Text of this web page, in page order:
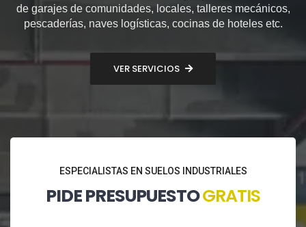
de garajes de comunidades, locales, talleres mecánicos,
pescaderías, naves logísticas, cocinas de hoteles etc.
VER SERVICIOS
ESPECIALISTAS EN SUELOS INDUSTRIALES
PIDE PRESUPUESTOGRATIS